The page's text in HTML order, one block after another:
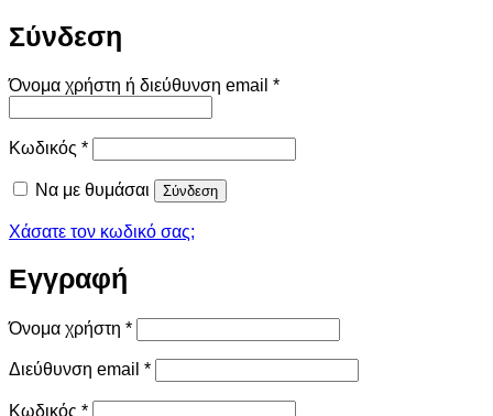
Σύνδεση
Όνομα χρήστη ή διεύθυνση email *Απαιτείται
Κωδικός *Απαιτείται
Να με θυμάσαι Σύνδεση
Χάσατε τον κωδικό σας;
Εγγραφή
Όνομα χρήστη *Απαιτείται
Διεύθυνση email *Απαιτείται
Κωδικός *Απαιτείται